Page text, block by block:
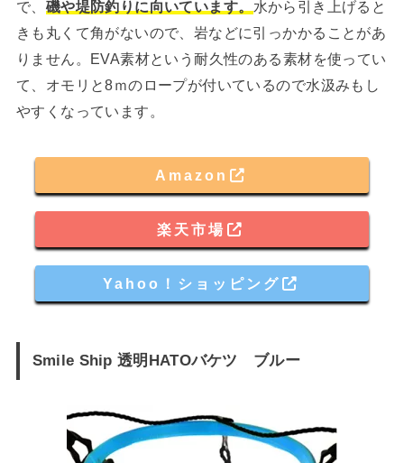
で、 磯や堤防釣りに向いています。 水から引き上げると
きも丸くて角がないので、岩などに引っかかることがあ
りません。EVA素材という耐久性のある素材を使ってい
て、オモリと8ｍのロープが付いているので水汲みもし
やすくなっています。
Amazon
楽天市場
Yahoo！ショッピング
Smile Ship 透明HATOバケツ ブルー